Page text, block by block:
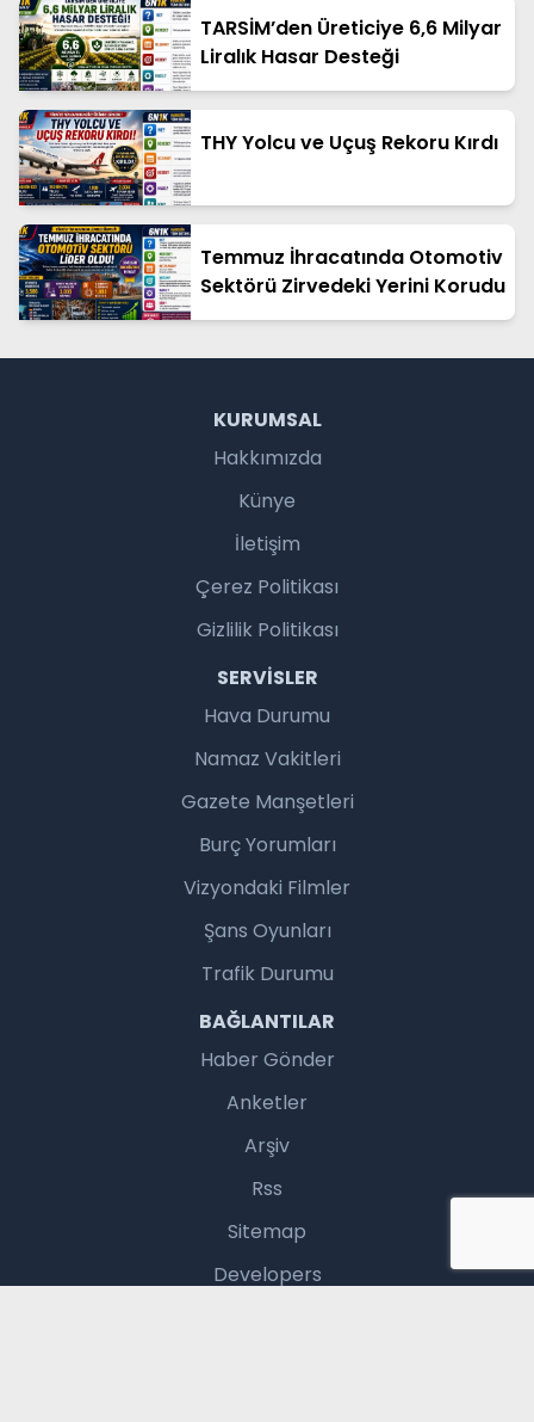
TARSİM’den Üreticiye 6,6 Milyar
Liralık Hasar Desteği
THY Yolcu ve Uçuş Rekoru Kırdı
Temmuz İhracatında Otomotiv
Sektörü Zirvedeki Yerini Korudu
KURUMSAL
Hakkımızda
Künye
İletişim
Çerez Politikası
Gizlilik Politikası
SERVISLER
Hava Durumu
Namaz Vakitleri
Gazete Manşetleri
Burç Yorumları
Vizyondaki Filmler
Şans Oyunları
Trafik Durumu
BAĞLANTILAR
Haber Gönder
Anketler
Arşiv
Rss
Sitemap
Developers